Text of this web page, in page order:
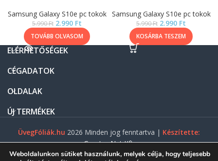
Samsung Galaxy S10e pc tokok
5.990Ft 2.990 Ft
TOVÁBB OLVASOM
Samsung Galaxy S10e pc tokok
5.990Ft 2.990 Ft
KOSÁRBA TESZEM
ELÉRHETŐSÉGEK
CÉGADATOK
OLDALAK
ÚJ TERMÉKEK
ÜvegFóliák.hu 2026 Minden jog fenntartva | Készítette:
Gasztro Net Kft.
Weboldalunkon sütiket használunk, melyek célja, hogy teljesebb